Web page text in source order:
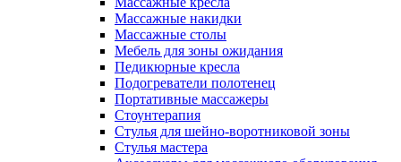
Массажные накидки
Массажные столы
Мебель для зоны ожидания
Педикюрные кресла
Подогреватели полотенец
Портативные массажеры
Стоунтерапия
Стулья для шейно-воротниковой зоны
Стулья мастера